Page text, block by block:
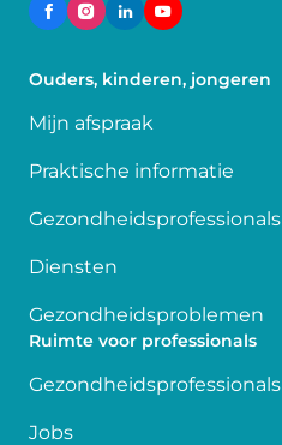
Ouders, kinderen, jongeren
Mijn afspraak
Praktische informatie
Gezondheidsprofessionals
Diensten
Gezondheidsproblemen
Ruimte voor professionals
Gezondheidsprofessionals
Jobs